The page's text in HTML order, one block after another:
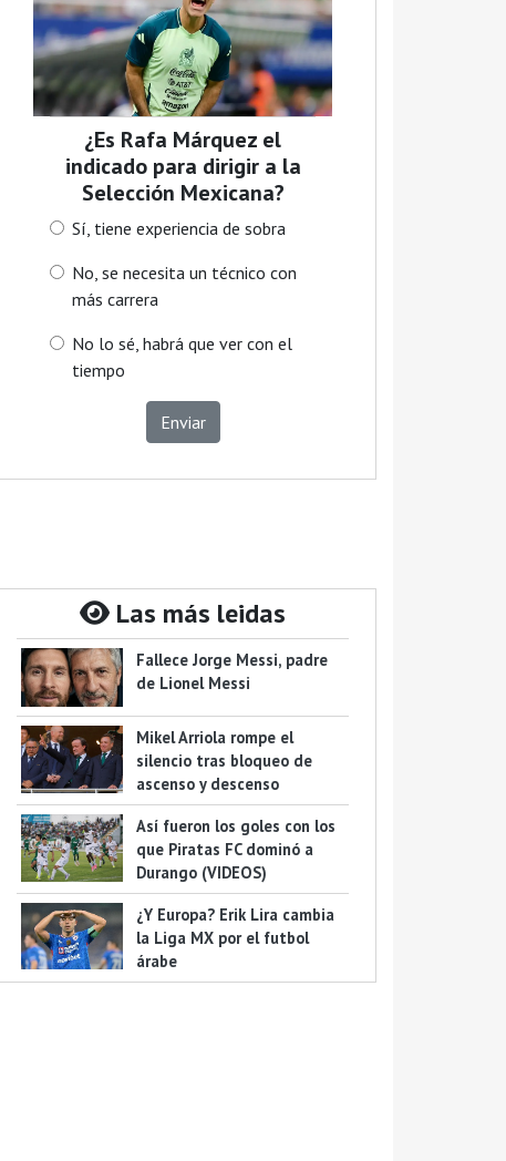
¿Es Rafa Márquez el
indicado para dirigir a la
Selección Mexicana?
Sí, tiene experiencia de sobra
No, se necesita un técnico con
más carrera
No lo sé, habrá que ver con el
tiempo
Enviar
Las más leidas
Fallece Jorge Messi, padre
de Lionel Messi
Mikel Arriola rompe el
silencio tras bloqueo de
ascenso y descenso
Así fueron los goles con los
que Piratas FC dominó a
Durango (VIDEOS)
¿Y Europa? Erik Lira cambia
la Liga MX por el futbol
árabe